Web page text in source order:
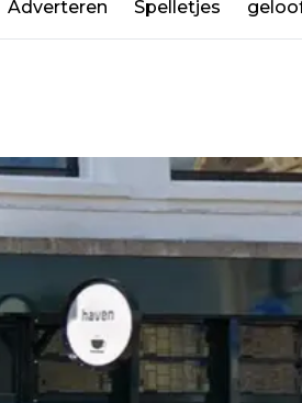
Adverteren Spelletjes